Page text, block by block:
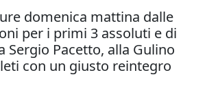
domenica mattina dalle
per i primi 3 assoluti e di
Sergio Pacetto, alla Gulino
con un giusto reintegro